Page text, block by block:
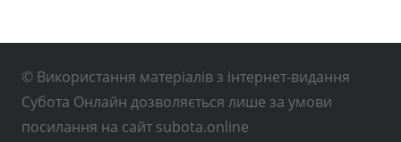
© Використання матеріалів з інтернет-видання
Субота Онлайн дозволяється лише за умови
посилання на сайт subota.online